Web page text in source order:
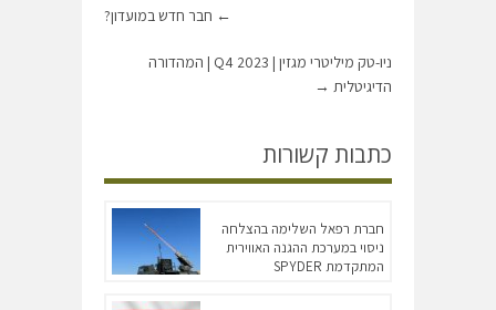
← חבר חדש במועדון?
ניו-טק מיליטרי מגזין | Q4 2023 | המהדורה
הדיגיטלית →
כתבות קשורות
חברת רפאל השלימה בהצלחה
ניסוי במערכת ההגנה האווירית
המתקדמת SPYDER